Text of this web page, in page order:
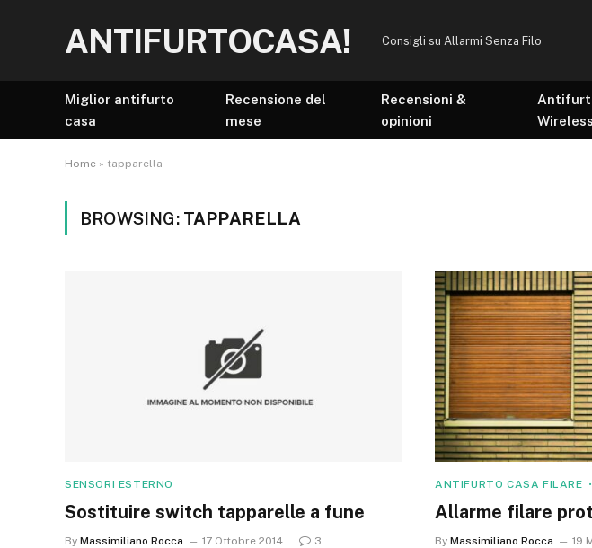
ANTIFURTOCASA! Consigli su Allarmi Senza Filo
Miglior antifurto
casa
Recensione del
mese
Recensioni &
opinioni
Wireless
Home » tapparella
BROWSING: TAPPARELLA
SENSORI ESTERNO
Sostituire switch tapparelle a fune
By Massimiliano Rocca 17 Ottobre 2014 3
ANTIFURTO CASA FILARE
Allarme filare
By Massimiliano Rocca 19